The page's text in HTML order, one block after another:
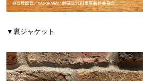
▼裏ジャケット